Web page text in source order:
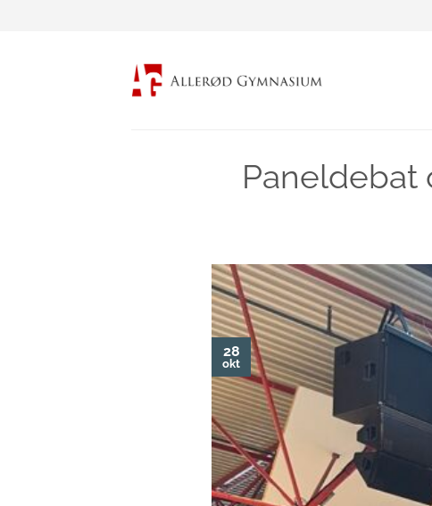
Paneldebat
28
okt